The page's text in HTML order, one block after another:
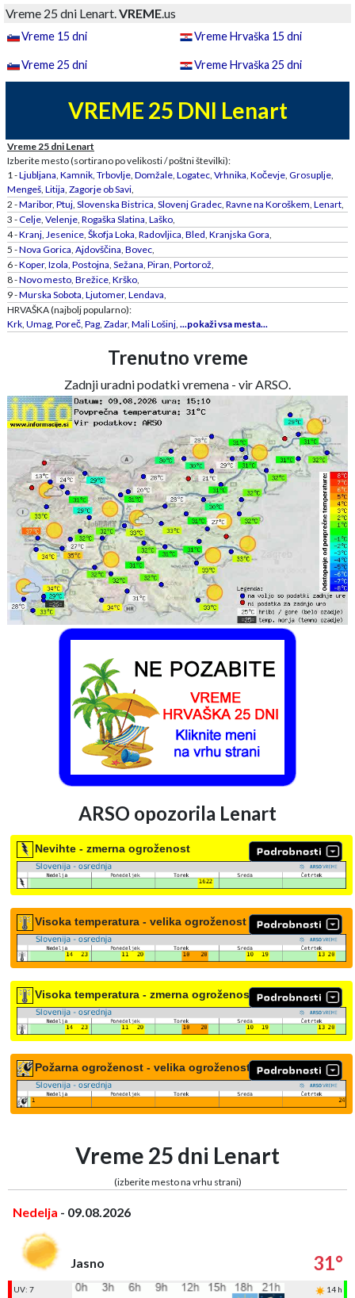
Vreme 25 dni Lenart.VREME.us
Vreme 15 dni Vreme Hrvaška 15 dni
Vreme 25 dni Vreme Hrvaška 25 dni
VREME 25 DNI Lenart
Vreme 25 dni Lenart
Izberite mesto (sortirano po velikosti / poštni številki):
1 -Ljubljana, Kamnik, Trbovlje, Domžale, Logatec, Vrhnika, Kočevje, Grosuplje,
Mengeš, Litija, Zagorje ob Savi,
2 -Maribor, Ptuj, Slovenska Bistrica, Slovenj Gradec, Ravne na Koroškem, Lenart,
3 -Celje, Velenje, Rogaška Slatina, Laško,
4 -Kranj, Jesenice, Škofja Loka, Radovljica, Bled, Kranjska Gora,
5 -Nova Gorica, Ajdovščina, Bovec,
6 -Koper, Izola, Postojna, Sežana, Piran, Portorož,
8 -Novo mesto, Brežice, Krško,
9 -Murska Sobota, Ljutomer, Lendava,
HRVAŠKA (najbolj popularno):
Krk, Umag, Poreč, Pag, Zadar, Mali Lošinj, ...pokaži vsa mesta...
Trenutno vreme
Zadnji uradni podatki vremena - vir ARSO.
ARSO opozorila Lenart
Nevihte - zmerna ogroženost
Visoka temperatura - velika ogroženost
Visoka temperatura - zmerna ogroženost
Požarna ogroženost - velika ogroženost
Vreme 25 dni Lenart
(izberite mesto na vrhu strani)
Nedelja - 09.08.2026
Jasno 31°
UV: 7
14 h